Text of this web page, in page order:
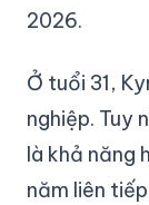
2026.
Ở tuổi 31,
nghiệp. Tuy
là khả năng
năm liên